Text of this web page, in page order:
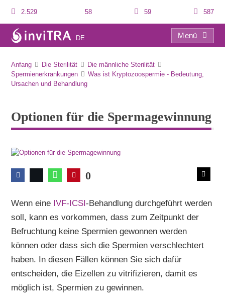
2.529 58 59 587
DE
Menü
Anfang Die Sterilität
Die männliche Sterilität
Spermienerkrankungen
Was ist Kryptozoospermie - Bedeutung,
Ursachen und Behandlung
Optionen für die Spermagewinnung
0
Wenn eine IVF-ICSI-Behandlung durchgeführt werden
soll, kann es vorkommen, dass zum Zeitpunkt der
Befruchtung keine Spermien gewonnen werden
können oder dass sich die Spermien verschlechtert
haben. In diesen Fällen können Sie sich dafür
entscheiden, die Eizellen zu vitrifizieren, damit es
möglich ist, Spermien zu gewinnen.